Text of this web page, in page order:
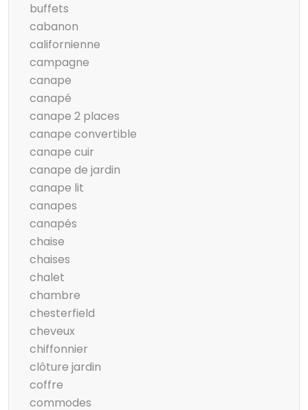
buffets
cabanon
californienne
campagne
canape
canapé
canape 2 places
canape convertible
canape cuir
canape de jardin
canape lit
canapes
canapés
chaise
chaises
chalet
chambre
chesterfield
cheveux
chiffonnier
clôture jardin
coffre
commodes